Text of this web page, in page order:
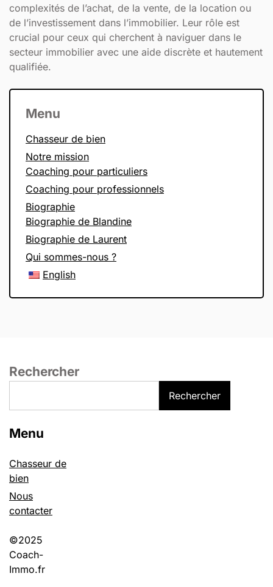
complexités de l’achat, de la vente, de la location ou
de l’investissement dans l’immobilier. Leur rôle est
crucial pour ceux qui cherchent à naviguer dans le
secteur immobilier avec une aide discrète et hautement
qualifiée.
Menu
Chasseur de bien
Notre mission
Coaching pour particuliers
Coaching pour professionnels
Biographie
Biographie de Blandine
Biographie de Laurent
Qui sommes-nous ?
English
Rechercher
Rechercher
Menu
Chasseur de
bien
Nous
contacter
©2025
Coach-
Immo.fr